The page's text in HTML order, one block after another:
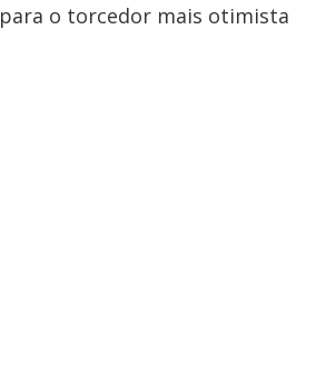
o torcedor mais otimista